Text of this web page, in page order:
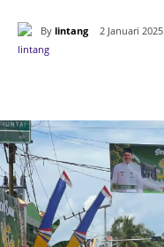
By lintang 2 Januari 2025